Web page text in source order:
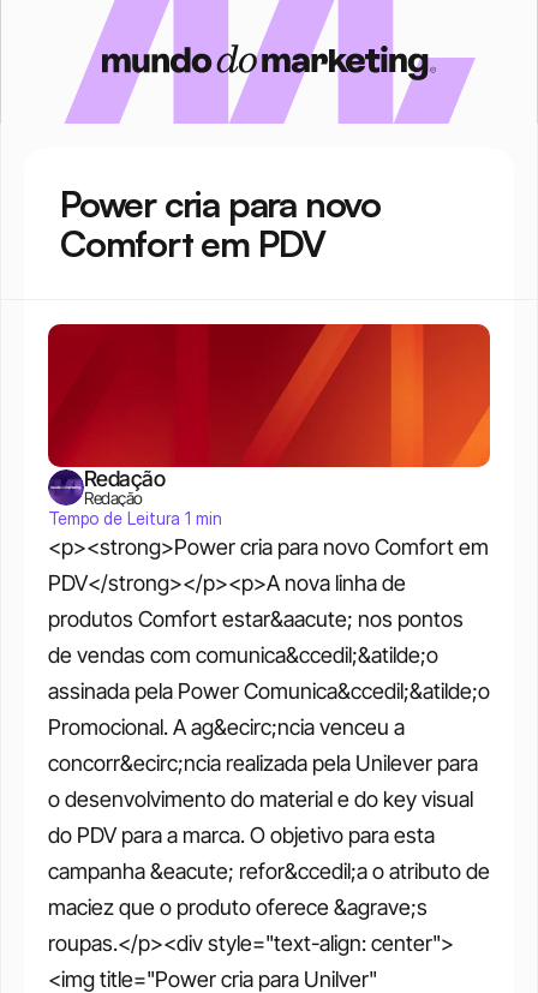
Power cria para novo
Comfort em PDV
<p><strong>Power cria para novo Comfort em
PDV</strong></p><p>A nova linha de
produtos Comfort estar&aacute; nos pontos
de vendas com comunica&ccedil;&atilde;o
assinada pela Power Comunica&ccedil;&atilde;o
Promocional. A ag&ecirc;ncia venceu a
concorr&ecirc;ncia realizada pela Unilever para
o desenvolvimento do material e do key visual
do PDV para a marca. O objetivo para esta
campanha &eacute; refor&ccedil;a o atributo de
maciez que o produto oferece &agrave;s
roupas.</p><div style="text-align: center">
<img title="Power cria para Unilver"
Redação
Redação
Tempo de Leitura 1 min